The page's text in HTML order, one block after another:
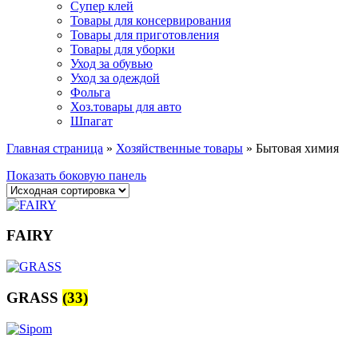
Супер клей
Товары для консервирования
Товары для приготовления
Товары для уборки
Уход за обувью
Уход за одеждой
Фольга
Хоз.товары для авто
Шпагат
Главная страница » Хозяйственные товары » Бытовая химия
Показать боковую панель
FAIRY
GRASS (33)